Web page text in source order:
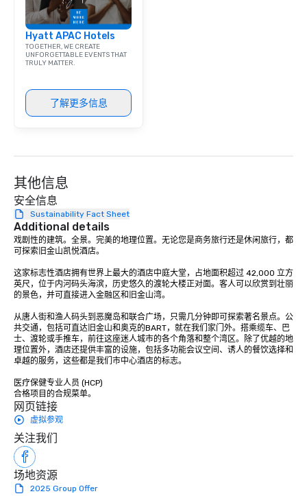
Hyatt APAC Hotels
TOGETHER, WE CREATE
UNFORGETTABLE EVENTS THAT
TRULY MATTER.
了解更多信息
其他信息
安全信息
Sustainability Fact Sheet
Additional details
戏剧性的建筑。全景。完美的地理位置。无论您是商务旅行还是休闲旅行，都
可探索旧金山凯悦酒店。
这家标志性酒店拥有世界上最大的酒店中庭大堂，占地面积超过 42,000 立方
英尺，位于内河码头海滨，历史悠久的渡轮大楼正对面。客人可以欣赏到壮丽
的景色，并可直接进入金融区和旧金山湾。
从唐人街和渔人码头到恶魔岛和联合广场，只需几分钟即可探索著名景点。公
共交通，包括可直达旧金山和奥克的BART，就在我们家门外。搭乘缆车、巴
士、渡轮或手推车，前往这座迷人城市的各个角落和整个湾区。除了优越的地
理位置外，酒店还提供丰富的设施，包括多功能会议空间、诱人的餐饮选择和
卓越的服务，这些都是我们市中心酒店的标志。
医疗保健专业人员 (HCP)
合格项目的合规菜单。
网页链接
虚拟参观
关注我们
场地资源
2025 Group Offer